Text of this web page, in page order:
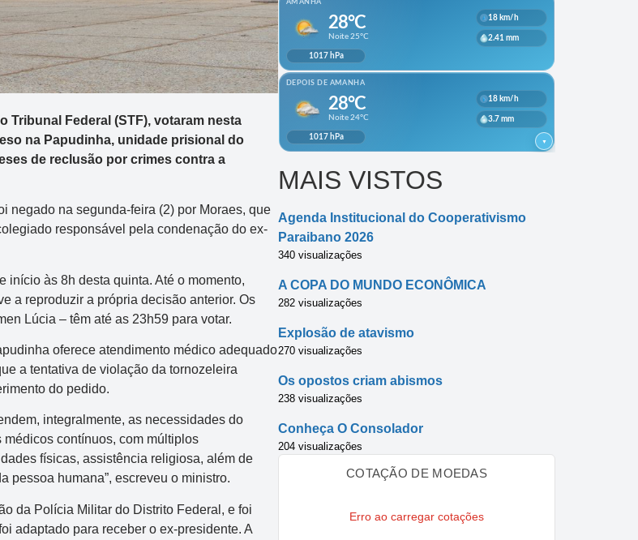
Tribunal Federal (STF), votaram nesta
na Papudinha, unidade prisional do
de reclusão por crimes contra a
negado na segunda-feira (2) por Moraes, que
responsável pela condenação do ex-
início às 8h desta quinta. Até o momento,
a reproduzir a própria decisão anterior. Os
Lúcia – têm até as 23h59 para votar.
oferece atendimento médico adequado
a tentativa de violação da tornozeleira
do pedido.
integralmente, as necessidades do
contínuos, com múltiplos
físicas, assistência religiosa, além de
pessoa humana”, escreveu o ministro.
da Polícia Militar do Distrito Federal, e foi
adaptado para receber o ex-presidente. A
MAIS VISTOS
Agenda Institucional do Cooperativismo
Paraibano 2026
340 visualizações
A COPA DO MUNDO ECONÔMICA
282 visualizações
Explosão de atavismo
270 visualizações
Os opostos criam abismos
238 visualizações
Conheça O Consolador
204 visualizações
COTAÇÃO DE MOEDAS
Erro ao carregar cotações